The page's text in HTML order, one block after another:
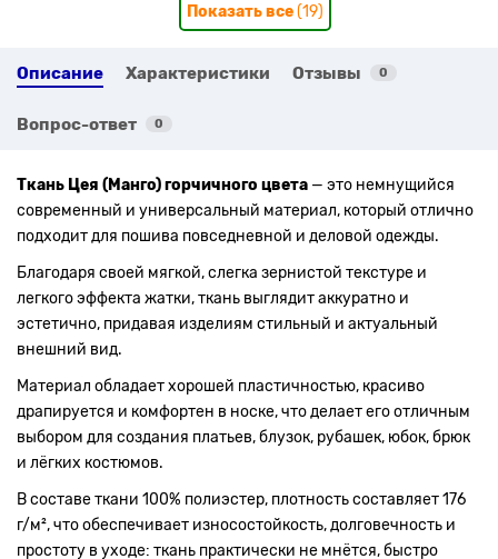
Показать все(19)
Описание Характеристики Отзывы 0
Вопрос-ответ 0
Ткань Цея (Манго) горчичного цвета — это немнущийся
современный и универсальный материал, который отлично
подходит для пошива повседневной и деловой одежды.
Благодаря своей мягкой, слегка зернистой текстуре и
легкого эффекта жатки, ткань выглядит аккуратно и
эстетично, придавая изделиям стильный и актуальный
внешний вид.
Материал обладает хорошей пластичностью, красиво
драпируется и комфортен в носке, что делает его отличным
выбором для создания платьев, блузок, рубашек, юбок, брюк
и лёгких костюмов.
В составе ткани 100% полиэстер, плотность составляет 176
г/м², что обеспечивает износостойкость, долговечность и
простоту в уходе: ткань практически не мнётся, быстро